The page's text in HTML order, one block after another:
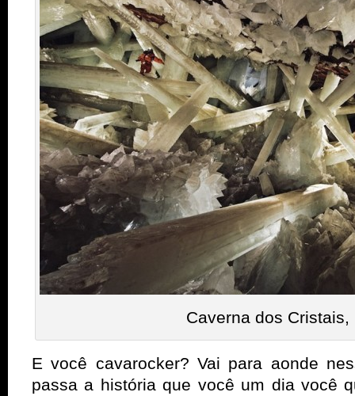
Caverna dos Cristais,
E você cavarocker? Vai para aonde
passa a história que você um dia você